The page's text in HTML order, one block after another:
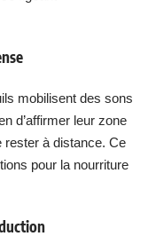
mobilisent des sons
d’affirmer leur zone
rester à distance. Ce
pour la nourriture